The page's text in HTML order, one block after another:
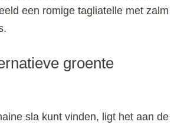
een romige tagliatelle met zalm
groente
sla kunt vinden, ligt het aan de